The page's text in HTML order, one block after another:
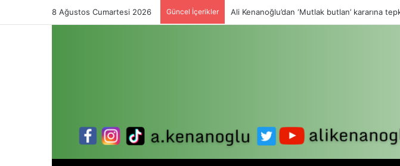
8 Ağustos Cumartesi 2026 Güncel İçerikler Ali Kenanoğlu’dan ‘Mutlak butlan’ kararına